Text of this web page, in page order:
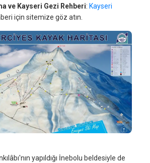
ve Kayseri Gezi Rehberi: Kayseri
için sitemize göz atın.
yapıldığı İnebolu beldesiyle de